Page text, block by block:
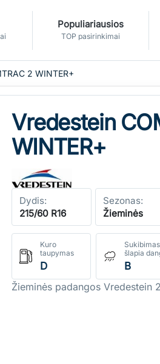
Populiariausios
TOP pasirinkimai
2 WINTER+
Vredestein
WINTER+
Dydis:
215/60 R16
Sezonas:
Žieminės
Kuro
taupymas
D
Sukibimas
šlapia
B
Žieminės padangos Vredestein